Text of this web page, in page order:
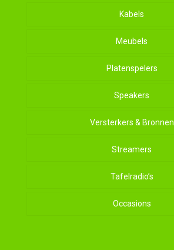
Kabels
Meubels
Platenspelers
Speakers
Versterkers & Bronnen
Streamers
Tafelradio’s
Occasions